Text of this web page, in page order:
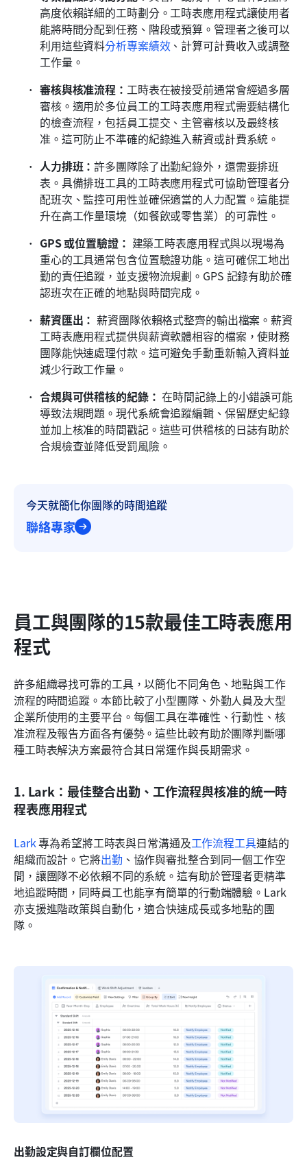
高度依賴詳細的工時劃分。工時表應用程式讓使用者
能將時間分配到任務、階段或預算。管理者之後可以
利用這些資料分析專案績效、計算可計費收入或調整
工作量。
審核與核准流程： 工時表在被接受前通常會經過多層
審核。適用於多位員工的工時表應用程式需要結構化
的檢查流程，包括員工提交、主管審核以及最終核
准。這可防止不準確的紀錄進入薪資或計費系統。
人力排班：許多團隊除了出勤紀錄外，還需要排班
表。具備排班工具的工時表應用程式可協助管理者分
配班次、監控可用性並確保適當的人力配置。這能提
升在高工作量環境（如餐飲或零售業）的可靠性。
GPS 或位置驗證： 建築工時表應用程式與以現場為
重心的工具通常包含位置驗證功能。這可確保工地出
勤的責任追蹤，並支援物流規劃。GPS 記錄有助於確
認班次在正確的地點與時間完成。
薪資匯出： 薪資團隊依賴格式整齊的輸出檔案。薪資
工時表應用程式提供與薪資軟體相容的檔案，使財務
團隊能快速處理付款。這可避免手動重新輸入資料並
減少行政工作量。
合規與可供稽核的紀錄： 在時間記錄上的小錯誤可能
導致法規問題。現代系統會追蹤編輯、保留歷史紀錄
並加上核准的時間戳記。這些可供稽核的日誌有助於
合規檢查並降低受罰風險。
今天就簡化你團隊的時間追蹤
聯絡專家
員工與團隊的15款最佳工時表應用
程式
許多組織尋找可靠的工具，以簡化不同角色、地點與工作
流程的時間追蹤。本節比較了小型團隊、外勤人員及大型
企業所使用的主要平台。每個工具在準確性、行動性、核
准流程及報告方面各有優勢。這些比較有助於團隊判斷哪
種工時表解決方案最符合其日常運作與長期需求。
1. Lark：最佳整合出勤、工作流程與核准的統一時
程表應用程式
Lark 專為希望將工時表與日常溝通及工作流程工具連結的
組織而設計。它將出勤 、協作與審批整合到同一個工作空
間，讓團隊不必依賴不同的系統。這有助於管理者更精準
地追蹤時間，同時員工也能享有簡單的行動端體驗。Lark
亦支援進階政策與自動化，適合快速成長或多地點的團
隊。
出勤設定與自訂欄位配置